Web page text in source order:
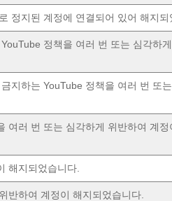
정지된 계정에 연결되어 있어 해지되
정책을 여러 번 또는 심각하
지하는 YouTube 정책을 여러 번 또
여러 번 또는 심각하게 위반하여 계정
해지되었습니다.
반하여 계정이 해지되었습니다.